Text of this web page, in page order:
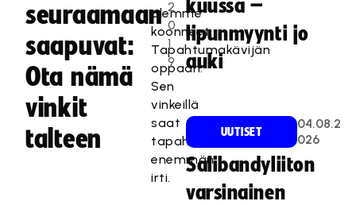
seuraamaan
saapuvat:
Ota nämä
vinkit
talteen
2
0
1
9
olemme
koonneet
Tapahtumakävijän
oppaan.
Sen
vinkeillä
saat
tapahtumasta
enemmän
irti.
kuussa –
lipunmyynti jo
auki
UUTISET
04.08.2
026
Salibandyliiton
varsinainen